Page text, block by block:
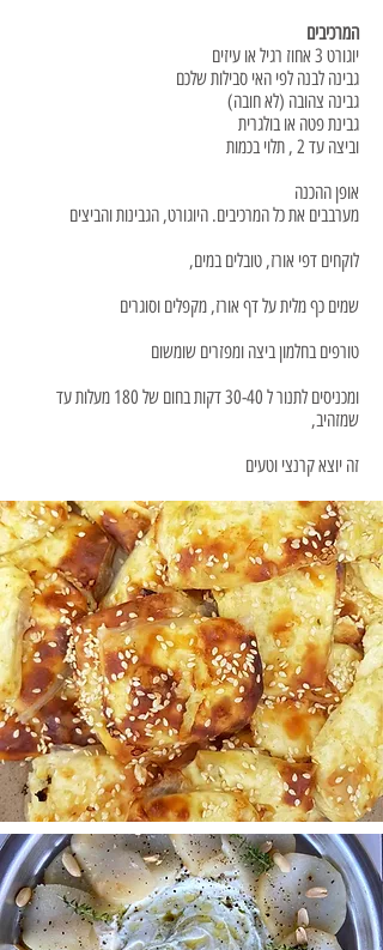
המרכיבים
יוגורט 3 אחוז רגיל או עיזים
גבינה לבנה לפי האי סבילות שלכם
גבינה צהובה (לא חובה)
גבינת פטה או בולגרית
וביצה עד 2 , תלוי בכמות
אופן ההכנה
מערבבים את כל המרכיבים. היוגורט, הגבינות והביצים
לוקחים דפי אורז, טובלים במים,
שמים כף מלית על דף אורז, מקפלים וסוגרים
טורפים בחלמון ביצה ומפזרים שומשום
ומכניסים לתנור ל 30-40 דקות בחום של 180 מעלות עד
שמזהיב,
זה יוצא קרנצי וטעים